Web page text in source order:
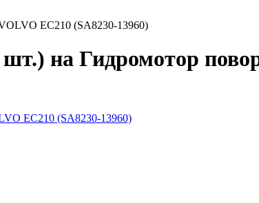
EC210 (SA8230-13960)
на Гидромотор